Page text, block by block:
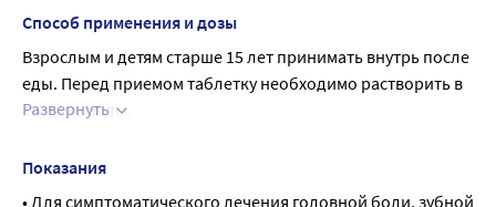
врачом.
Способ применения и дозы
Взрослым и детям старше 15 лет принимать внутрь после
еды. Перед приемом таблетку необходимо растворить в
стакане воды.
и лихорадочных состояниях разовая доза составляет
1000 мг (соответствует 2 шипучим таблеткам препарата).
Развернуть
Показания
• Для симптоматического лечения головной боли, зубной